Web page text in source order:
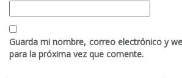
Guarda mi nombre, correo electrónico y
para la próxima vez que comente.